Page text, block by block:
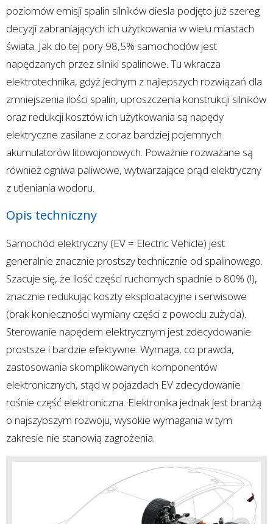
poziomów emisji spalin silników diesla podjęto już szereg
decyzji zabraniających ich użytkowania w wielu miastach
świata. Jak do tej pory 98,5% samochodów jest
napędzanych przez silniki spalinowe. Tu wkracza
elektrotechnika, gdyż jednym z najlepszych rozwiązań dla
zmniejszenia ilości spalin, uproszczenia konstrukcji silników
oraz redukcji kosztów ich użytkowania są napędy
elektryczne zasilane z coraz bardziej pojemnych
akumulatorów litowojonowych. Poważnie rozważane są
również ogniwa paliwowe, wytwarzające prąd elektryczny
z utleniania wodoru.
Opis techniczny
Samochód elektryczny (EV = Electric Vehicle) jest
generalnie znacznie prostszy technicznie od spalinowego.
Szacuje się, że ilość części ruchomych spadnie o 80% (!),
znacznie redukując koszty eksploatacyjne i serwisowe
(brak konieczności wymiany części z powodu zużycia).
Sterowanie napędem elektrycznym jest zdecydowanie
prostsze i bardzie efektywne. Wymaga, co prawda,
zastosowania skomplikowanych komponentów
elektronicznych, stąd w pojazdach EV zdecydowanie
rośnie część elektroniczna. Elektronika jednak jest branżą
o najszybszym rozwoju, wysokie wymagania w tym
zakresie nie stanowią zagrożenia.